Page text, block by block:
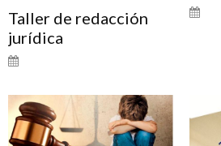
Taller de redacción
jurídica